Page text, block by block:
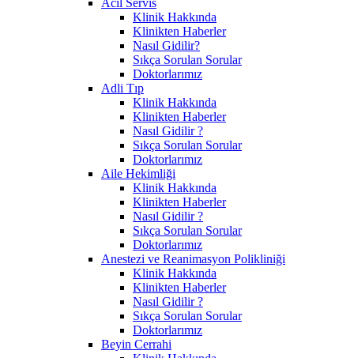
Klinik Hakkında
Klinikten Haberler
Nasıl Gidilir?
Sıkça Sorulan Sorular
Doktorlarımız
Adli Tıp
Klinik Hakkında
Klinikten Haberler
Nasıl Gidilir ?
Sıkça Sorulan Sorular
Doktorlarımız
Aile Hekimliği
Klinik Hakkında
Klinikten Haberler
Nasıl Gidilir ?
Sıkça Sorulan Sorular
Doktorlarımız
Anestezi ve Reanimasyon Polikliniği
Klinik Hakkında
Klinikten Haberler
Nasıl Gidilir ?
Sıkça Sorulan Sorular
Doktorlarımız
Beyin Cerrahi